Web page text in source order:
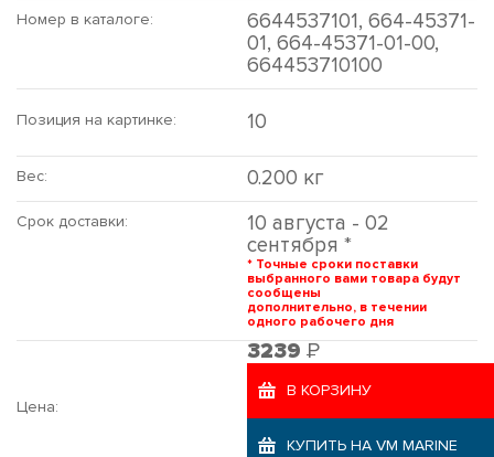
Номер в каталоге:
6644537101, 664-45371-
01, 664-45371-01-00,
664453710100
Позиция на картинке: 10
Вес: 0.200 кг
Срок доставки:
10 августа - 02
сентября *
* Точные сроки поставки
выбранного вами товара будут
сообщены
дополнительно, в течении
одного рабочего дня
Цена:
3239 Р
В КОРЗИНУ
КУПИТЬ НА VM MARINE